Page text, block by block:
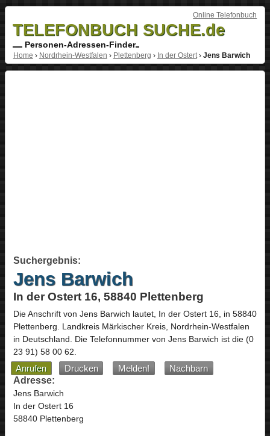
Online Telefonbuch
TELEFONBUCH SUCHE.de
Personen-Adressen-Finder
Home › Nordrhein-Westfalen › Plettenberg › In der Ostert› Jens Barwich
Suchergebnis:
Jens Barwich
In der Ostert 16, 58840 Plettenberg
Die Anschrift von Jens Barwich lautet, In der Ostert 16, in 58840
Plettenberg. Landkreis Märkischer Kreis, Nordrhein-Westfalen
in Deutschland. Die Telefonnummer von Jens Barwich ist die (0
23 91) 58 00 62.
Anrufen Drucken Melden!
Nachbarn
Adresse:
Jens Barwich
In der Ostert 16
58840 Plettenberg